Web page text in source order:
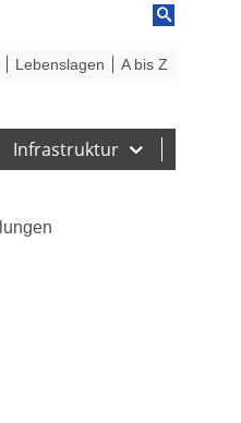
Infrastruktur
Lebenslagen A bis Z